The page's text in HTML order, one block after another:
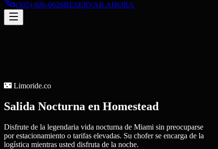
(305) 606-0626RESERVAR AHORA
🌃 Limoride.co
Salida Nocturna en Homestead
Disfrute de la legendaria vida nocturna de Miami sin preocuparse
por estacionamiento o tarifas elevadas. Su chofer se encarga de la
logística mientras usted disfruta de la noche.